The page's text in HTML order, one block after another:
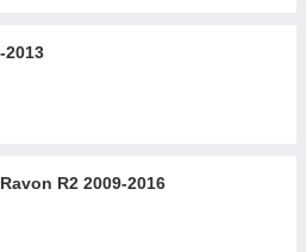
2013
R2 2009-2016